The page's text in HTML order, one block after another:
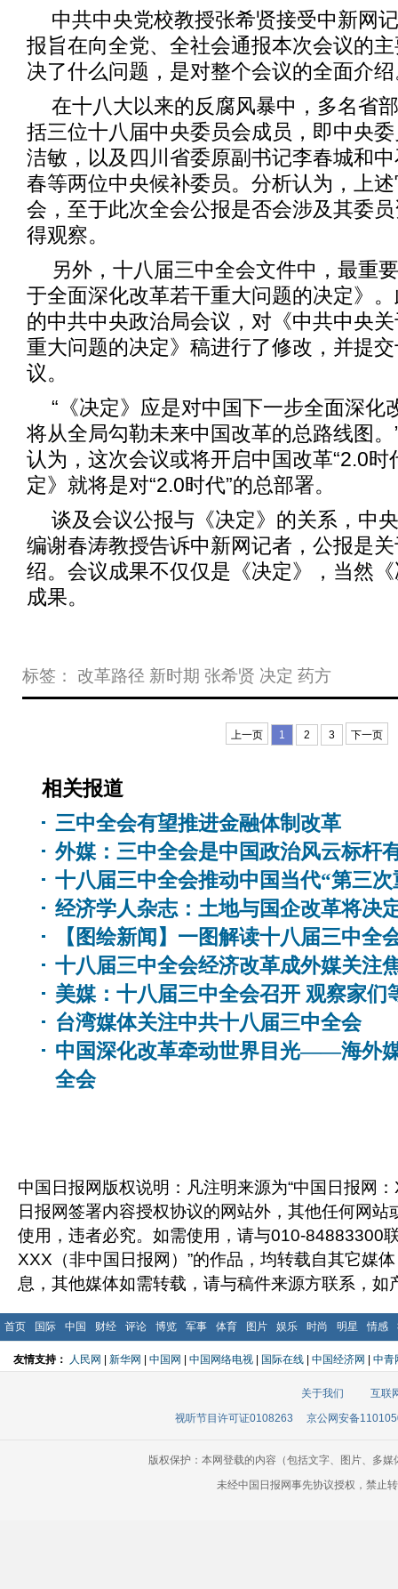
中共中央党校教授张希贤接受中新网
报旨在向全党、全社会通报本次会议的
决了什么问题，是对整个会议的全面介
在十八大以来的反腐风暴中，多名省
括三位十八届中央委员会成员，即中央
洁敏，以及四川省委原副书记李春城和
春等两位中央候补委员。分析认为，上
会，至于此次全会公报是否会涉及其委
得观察。
另外，十八届三中全会文件中，最重
于全面深化改革若干重大问题的决定》
的中共中央政治局会议，对《中共中央
重大问题的决定》稿进行了修改，并提
议。
“《决定》应是对中国下一步全面深化
将从全局勾勒未来中国改革的总路线图
认为，这次会议或将开启中国改革“2.0时
定》就将是对“2.0时代”的总部署。
谈及会议公报与《决定》的关系，中
编谢春涛教授告诉中新网记者，公报是
绍。会议成果不仅仅是《决定》，当然
成果。
标签： 改革路径 新时期 张希贤 决定 药方
上一页 1 2 3 下一页
相关报道
三中全会有望推进金融体制改革
外媒：三中全会是中国政治风云标杆
十八届三中全会推动中国当代“第三
经济学人杂志：土地与国企改革将决
【图绘新闻】一图解读十八届三中全
十八届三中全会经济改革成外媒关注
美媒：十八届三中全会召开 观察家们
台湾媒体关注中共十八届三中全会
中国深化改革牵动世界目光——海外
全会
中国日报网版权说明：凡注明来源为“中国日报网
日报网签署内容授权协议的网站外，其他任何网
使用，违者必究。如需使用，请与010-84883300
XXX（非中国日报网）”的作品，均转载自其它媒
息，其他媒体如需转载，请与稿件来源方联系，如
首页 国际 中国 财经 评论 博览 军事 体育 图片 娱乐 时尚 明星 情感
友情支持： 人民网 | 新华网 | 中国网 | 中国网络电视 | 国际在线 | 中国经济网 | 中青
关于我们
互联
视听节目许可证0108263
京公网安备
版权保护：本网登载的内容（包括文字、图片、多
未经中国日报网事先协议授权，禁止